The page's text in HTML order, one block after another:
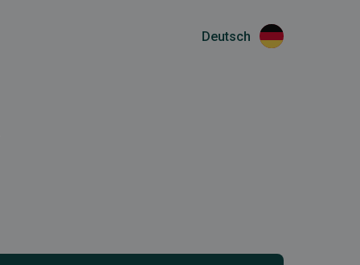
Deutsch